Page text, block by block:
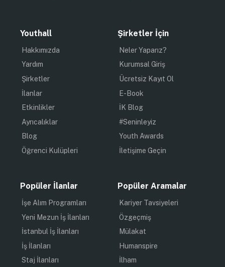
Youthall
Hakkımızda
Yardım
Şirketler
İlanlar
Etkinlikler
Ayrıcalıklar
Blog
Öğrenci Kulüpleri
Şirketler İçin
Neler Yaparız?
Kurumsal Giriş
Ücretsiz Kayıt Ol
E-Book
İK Blog
#Seninleyiz
Youth Awards
İletişime Geçin
Popüler İlanlar
İşe Alım Programları
Yeni Mezun İş İlanları
İstanbul İş İlanları
İş İlanları
Staj İlanları
Popüler Aramalar
Kariyer Tavsiyeleri
Özgeçmiş
Mülakat
Humanspire
İlham